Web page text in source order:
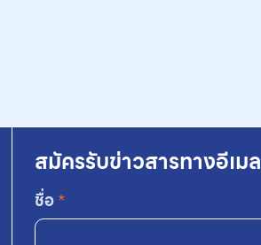
สมัครรับข่าวสารทางอีเมล
ชื่อ*